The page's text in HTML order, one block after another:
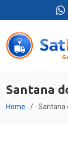
Santana
Home Santana